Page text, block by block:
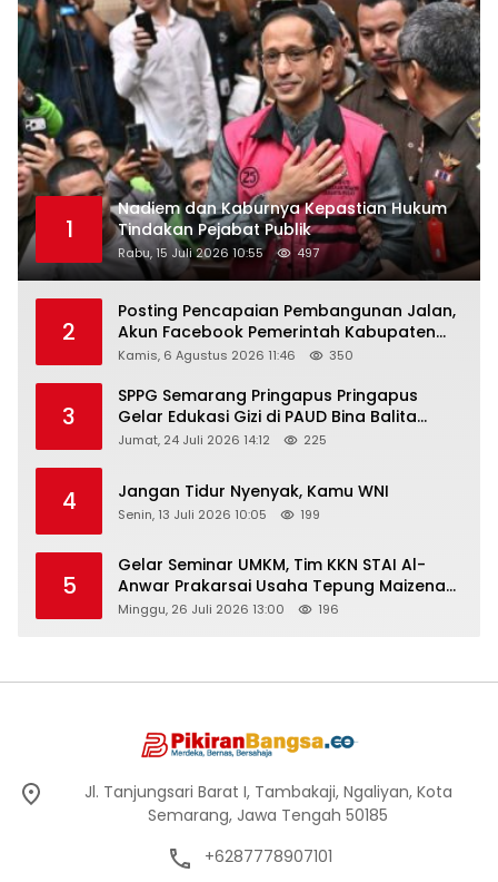
1
Nadiem dan Kaburnya Kepastian Hukum
Tindakan Pejabat Publik
Rabu, 15 Juli 2026 10:55 497
2
Posting Pencapaian Pembangunan Jalan,
Akun Facebook Pemerintah Kabupaten
Rembang “Dirujak” Warganet
Kamis, 6 Agustus 2026 11:46 350
3
SPPG Semarang Pringapus Pringapus
Gelar Edukasi Gizi di PAUD Bina Balita
Peringati Hari Anak Nasional 2026
Jumat, 24 Juli 2026 14:12 225
4 Jangan Tidur Nyenyak, Kamu WNI
Senin, 13 Juli 2026 10:05 199
5
Gelar Seminar UMKM, Tim KKN STAI Al-
Anwar Prakarsai Usaha Tepung Maizena
di Logung
Minggu, 26 Juli 2026 13:00 196
Jl. Tanjungsari Barat I, Tambakaji, Ngaliyan, Kota
Semarang, Jawa Tengah 50185
+6287778907101